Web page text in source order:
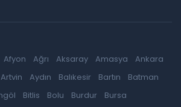
Afyon Ağrı Aksaray Amasya
Ankara
Artvin Aydın Balıkesir Bartın
Batman
Bitlis Bolu Burdur
Bursa